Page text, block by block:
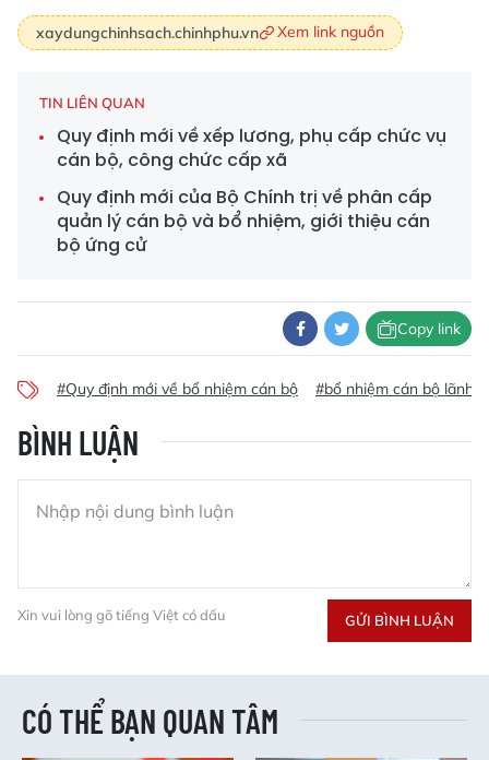
xaydungchinhsach.chinhphu.vn Xem link nguồn
TIN LIÊN QUAN
Quy định mới về xếp lương, phụ cấp chức vụ
cán bộ, công chức cấp xã
Quy định mới của Bộ Chính trị về phân cấp
quản lý cán bộ và bổ nhiệm, giới thiệu cán
bộ ứng cử
Copy link
#Quy định mới về bổ nhiệm cán bộ #bổ nhiệm cán bộ lãnh
BÌNH LUẬN
Xin vui lòng gõ tiếng Việt có dấu GỬI BÌNH LUẬN
CÓ THỂ BẠN QUAN TÂM